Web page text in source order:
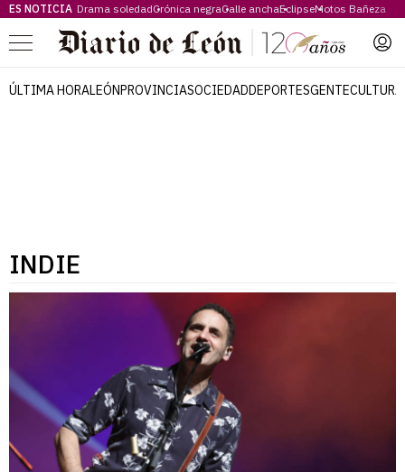
ES NOTICIA Drama soledadCrónica negraCalle anchaEclipseMotos Bañeza
Menú
ÚLTIMA HORALEÓNPROVINCIASOCIEDADDEPORTESGENTECULTURA
INDIE